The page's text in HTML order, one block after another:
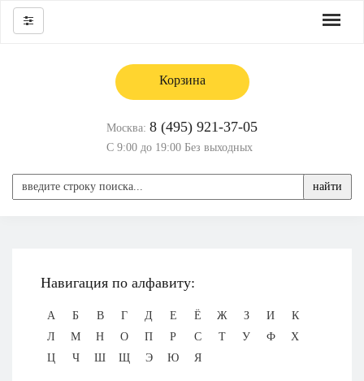
Корзина
Москва: 8 (495) 921-37-05
С 9:00 до 19:00 Без выходных
найти
Навигация по алфавиту:
А Б В Г Д Е Ё Ж З И
К
Л
М Н О П Р С Т У Ф
Х
Ц
Ч Ш Щ Э Ю Я